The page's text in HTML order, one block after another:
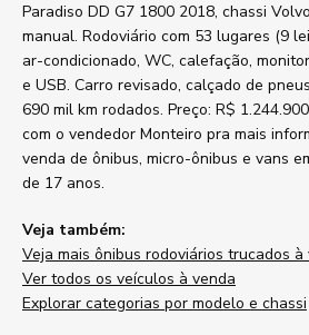
Paradiso DD G7 1800 2018, chassi
manual. Rodoviário com 53 lugares (9
ar-condicionado, WC, calefação,
e USB. Carro revisado, calçado de
690 mil km rodados. Preço: R$
com o vendedor Monteiro pra mais
venda de ônibus, micro-ônibus e vans
de 17 anos.
Veja também:
Veja mais ônibus rodoviários trucados à
Ver todos os veículos à venda
Explorar categorias por modelo e chassi